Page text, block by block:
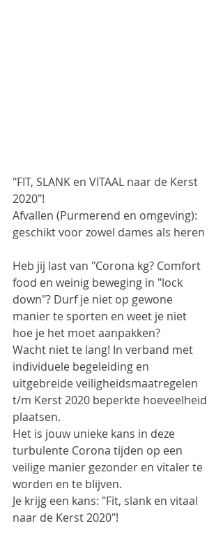
"FIT, SLANK en VITAAL naar de Kerst
2020"!
Afvallen (Purmerend en omgeving):
geschikt voor zowel dames als heren
Heb jij last van "Corona kg? Comfort
food en weinig beweging in "lock
down"? Durf je niet op gewone
manier te sporten en weet je niet
hoe je het moet aanpakken?
Wacht niet te lang! In verband met
individuele begeleiding en
uitgebreide veiligheidsmaatregelen
t/m Kerst 2020 beperkte hoeveelheid
plaatsen.
Het is jouw unieke kans in deze
turbulente Corona tijden op een
veilige manier gezonder en vitaler te
worden en te blijven.
Je krijg een kans: "Fit, slank en vitaal
naar de Kerst 2020"!